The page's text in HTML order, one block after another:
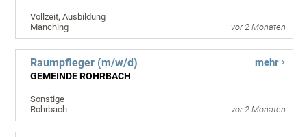
Vollzeit, Ausbildung
Manching
vor 2 Monaten
Raumpfleger (m/w/d)
GEMEINDE ROHRBACH
Sonstige
Rohrbach
mehr
vor 2 Monaten